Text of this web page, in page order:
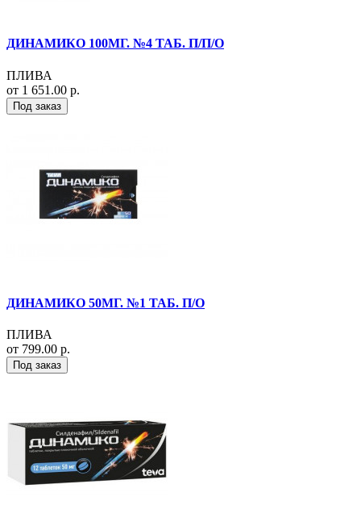
ДИНАМИКО 100МГ. №4 ТАБ. П/П/О
ПЛИВА
от 1 651.00 р.
Под заказ
ДИНАМИКО 50МГ. №1 ТАБ. П/О
ПЛИВА
от 799.00 р.
Под заказ